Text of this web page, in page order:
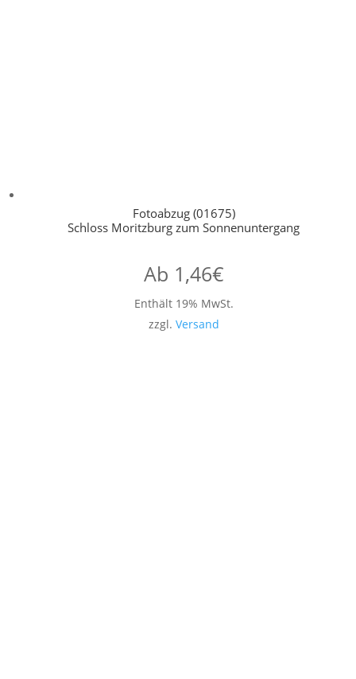
Fotoabzug (01675)
Schloss Moritzburg zum Sonnenuntergang
Ab 1,46€
Enthält 19% MwSt.
zzgl. Versand